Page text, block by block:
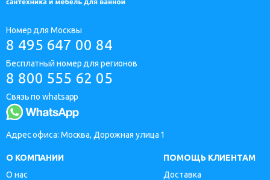
Номер для Москвы
8 495 647 00 84
Бесплатный номер для регионов
8 800 555 62 05
Связь по whatsapp
Адрес офиса: Москва, Дорожная улица 1
О КОМПАНИИ
О нас
ПОМОЩЬ КЛИЕНТАМ
Доставка